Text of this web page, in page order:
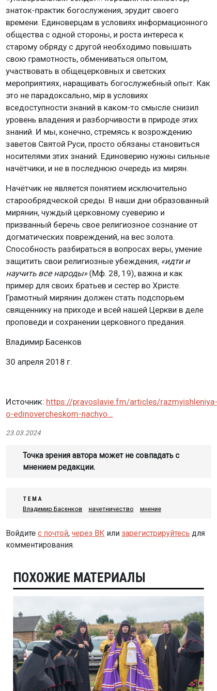
знаток-практик богослужения, эрудит своего
времени. Единоверцам в условиях информационного
общества с одной стороны, и роста интереса к
старому обряду с другой необходимо повышать
свою грамотность, обмениваться опытом,
участвовать в общецерковных и светских
мероприятиях, наращивать богослужебный опыт. Как
это не парадоксально, мiр в условиях
вседоступности знаний в каком-то смысле снизил
уровень владения и разборчивости в природе этих
знаний. И мы, конечно, стремясь к возрождению
заветов Святой Руси, просто обязаны становиться
носителями этих знаний. Единоверию нужны сильные
начётчики, и не в последнюю очередь из мирян.
Начётчик не является понятием исключительно
старообрядческой среды. В наши дни образованный
мирянин, чуждый церковному суеверию и
призванный беречь свое религиозное сознание от
догматических повреждений, на вес золота.
Способность разбираться в вопросах веры, умение
защитить свои религиозные убеждения, «идти и
научить все народы»(Мф. 28, 19), важна и как
пример для своих братьев и сестер во Христе.
Грамотный мирянин должен стать подспорьем
священнику на приходе и всей нашей Церкви в деле
проповеди и сохранении церковного предания.
Владимир Басенков
30 апреля 2018 г.
Источник: https://pravoslavie.fm/articles/razmyishleniya-
o-edinovercheskom-nachyo…
23.03.2024
Точка зрения автора может не совпадать с
мнением редакции.
ТЕМА
Владимир Басенков
начетничество мнение
Войдите с почтой, через ВК или зарегистрируйтесь для
комментирования.
ПОХОЖИЕ МАТЕРИАЛЫ